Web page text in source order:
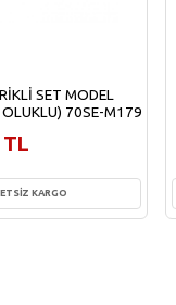
SET MODEL
OLUKLU) 70SE-M179
TL
KARGO